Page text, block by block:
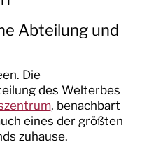
Abteilung und
Die
des Welterbes
, benachbart
eines der größten
zuhause.